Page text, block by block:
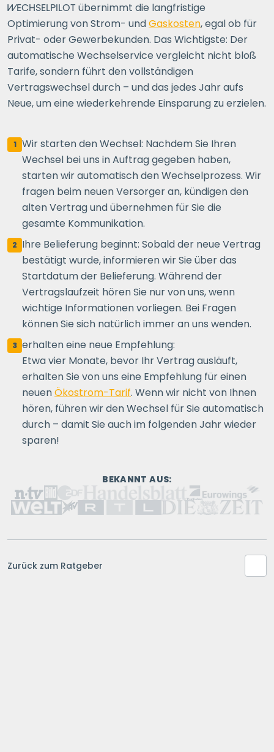
WECHSELPILOT übernimmt die langfristige
Optimierung von Strom- undGaskosten, egal ob für
Privat- oder Gewerbekunden. Das Wichtigste: Der
automatische Wechselservice vergleicht nicht bloß
Tarife, sondern führt den vollständigen
Vertragswechsel durch – und das jedes Jahr aufs
Neue, um eine wiederkehrende Einsparung zu erzielen.
1 Wir starten den Wechsel: Nachdem Sie Ihren
Wechsel bei uns in Auftrag gegeben haben,
starten wir automatisch den Wechselprozess. Wir
fragen beim neuen Versorger an, kündigen den
alten Vertrag und übernehmen für Sie die
gesamte Kommunikation.
2 Ihre Belieferung beginnt: Sobald der neue Vertrag
bestätigt wurde, informieren wir Sie über das
Startdatum der Belieferung. Während der
Vertragslaufzeit hören Sie nur von uns, wenn
wichtige Informationen vorliegen. Bei Fragen
können Sie sich natürlich immer an uns wenden.
3 erhalten eine neue Empfehlung:
Etwa vier Monate, bevor Ihr Vertrag ausläuft,
erhalten Sie von uns eine Empfehlung für einen
neuenÖkostrom-Tarif. Wenn wir nicht von Ihnen
hören, führen wir den Wechsel für Sie automatisch
durch – damit Sie auch im folgenden Jahr wieder
sparen!
BEKANNT AUS:
Zurück zum Ratgeber